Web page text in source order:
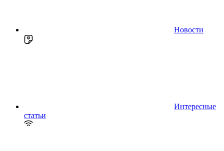
Новости
Интересные
статьи